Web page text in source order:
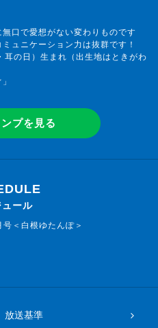
口で愛想がない変わりものです
ュニケーション力は抜群です！
耳の日）生まれ（出生地はときがわ
プを見る
ュール
＜白根ゆたんぽ＞
放送基準